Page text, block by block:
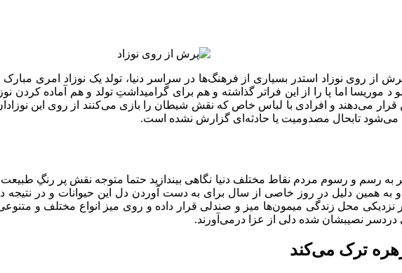
روی نوزاد استدر بسیاری از فرهنگ‌ها در سراسر دنیا، تولد یک نوزاد امری
اما پا را از این فراتر گذاشته و هم برای گرامیداشتِ تولد و هم آماده کردن
می‌دهند و افرادی با لباس خاص که نقش شیطان را بازی می‌کنند از روی این نوزادان
تابحال مصدومیت یا حادثه‌ای گزارش نشده است.
رسم و رسوم مردم نقاط مختلف دنیا نگاهی بیندازید حتما متوجه نقش پر رنگِ طبیعت
به همین دلیل در روز خاصی از سال برای به دست آوردن دل این حیوانات و در
نزدیکی محل زندگی میمون‌ها میز و صندلی قرار داده و روی میز انواع مختلف و
دردسر نصیبشان شده دلی از عزا درمی‌آورند.
ترک می‌کند